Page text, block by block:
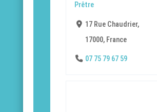
Prêtre
17 Rue Chaudrier,
17000, France
07 75 79 67 59